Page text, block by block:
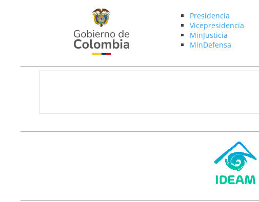
Presidencia
Vicepresidencia
MinJusticia
MinDefensa